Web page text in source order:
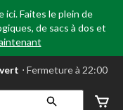
ici. Faites le plein de
de sacs à dos et
⋅ Fermeture à 22:00